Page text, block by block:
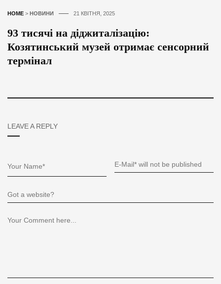
HOME > НОВИНИ 21 КВІТНЯ, 2025
93 тисячі на діджиталізацію:
Козятинський музей отримає сенсорний
термінал
LEAVE A REPLY